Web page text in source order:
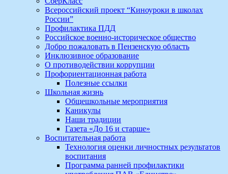
Всероссийский проект “Киноуроки в школах
России”
Профилактика ПДД
Российское военно-историческое общество
Добро пожаловать в Пензенскую область
Инклюзивное образование
О противодействии коррупции
Профориентационная работа
Полезные ссылки
Школьная жизнь
Общешкольные мероприятия
Каникулы
Наши традиции
Газета «До 16 и старше»
Воспитательная работа
Технология оценки личностных результатов
воспитания
Программа ранней профилактики